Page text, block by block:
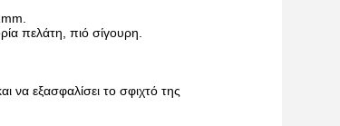
πελάτη, πιό σίγουρη.
να εξασφαλίσει το σφιχτό της